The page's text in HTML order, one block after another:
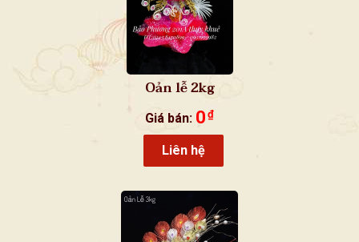
Oản lễ 2kg
Giá bán: 0 ₫
Liên hệ